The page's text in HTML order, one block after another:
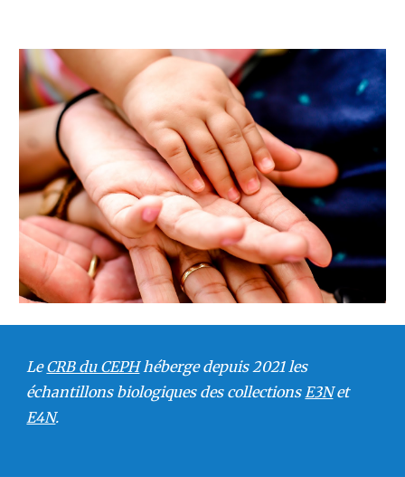
LeCRB du CEPHhéberge depuis 2021 les
échantillons biologiques des collectionsE3Net
E4N.